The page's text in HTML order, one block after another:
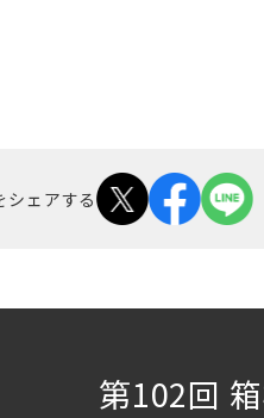
シェアする
第102回